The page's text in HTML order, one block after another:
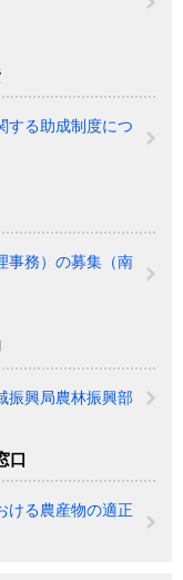
する助成制度につ
事務）の募集（南
興局農林振興部
口
ける農産物の適正